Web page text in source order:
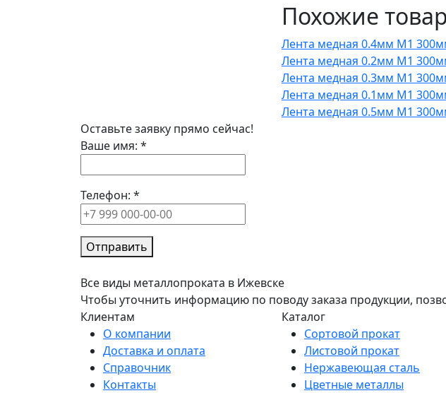
Похожие
Лента медная 0.4мм М1
Лента медная 0.2мм М1
Лента медная 0.3мм М1
Лента медная 0.1мм М1
Лента медная 0.5мм М1
Оставьте заявку прямо сейчас!
Ваше имя: *
Телефон: *
Отправить
Все виды металлопроката в Ижевске
Чтобы уточнить информацию по поводу заказа продукции,
Клиентам
О компании
Доставка и оплата
Справочник
Контакты
Каталог
Сортовой прокат
Листовой прокат
Нержавеющая сталь
Цветные металлы